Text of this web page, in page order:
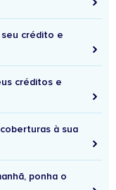
crédito e
créditos e
à sua
ponha o